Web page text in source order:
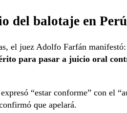
del balotaje en Perú
el juez Adolfo Farfán
para pasar a juicio oral
“estar conforme” con el
que apelará.